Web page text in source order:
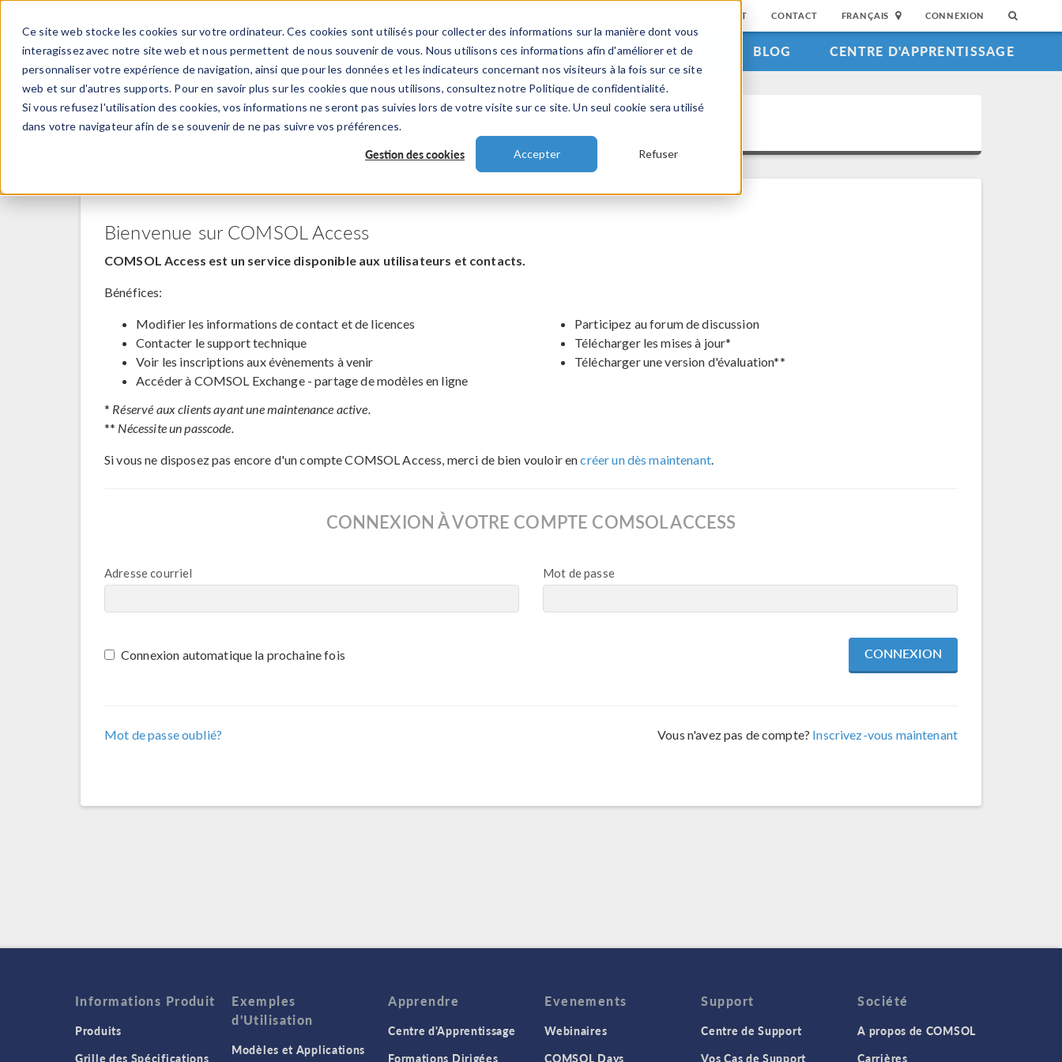
Ce site web stocke les cookies sur votre ordinateur. Ces cookies sont utilisés pour collecter des informations sur la manière dont vous
interagissez avec notre site web et nous permettent de nous souvenir de vous. Nous utilisons ces informations afin d'améliorer et de
personnaliser votre expérience de navigation, ainsi que pour les données et les indicateurs concernant nos visiteurs à la fois sur ce site
web et sur d'autres supports. Pour en savoir plus sur les cookies que nous utilisons, consultez notre Politique de confidentialité.
Si vous refusez l'utilisation des cookies, vos informations ne seront pas suivies lors de votre visite sur ce site. Un seul cookie sera utilisé
dans votre navigateur afin de se souvenir de ne pas suivre vos préférences.
Gestion des cookies Accepter Refuser
SUPPORT CONTACT FRANÇAIS CONNEXION
PRODUITS INDUSTRIES VIDEOS EVENEMENTS BLOG CENTRE D'APPRENTISSAGE
COMSOL Access
Bienvenue sur COMSOL Access
COMSOL Access est un service disponible aux utilisateurs et contacts.
Bénéfices:
Modifier les informations de contact et de licences
Contacter le support technique
Voir les inscriptions aux évènements à venir
Accéder à COMSOL Exchange - partage de modèles en ligne
Participez au forum de discussion
Télécharger les mises à jour*
Télécharger une version d'évaluation**
* Réservé aux clients ayant une maintenance active.
** Nécessite un passcode.
Si vous ne disposez pas encore d'un compte COMSOL Access, merci de bien vouloir encréer un dès maintenant.
CONNEXION À VOTRE COMPTE COMSOL ACCESS
Adresse courriel Mot de passe
Connexion automatique la prochaine fois
Mot de passe oublié? Vous n'avez pas de compte? Inscrivez-vous maintenant
Informations Produit
Produits
Grille des Spécifications
Exemples
d'Utilisation
Modèles et Applications
Apprendre
Centre d'Apprentissage
Formations Dirigées
Evenements
Webinaires
COMSOL Days
Support
Centre de Support
Vos Cas de Support
Société
A propos de COMSOL
Carrières